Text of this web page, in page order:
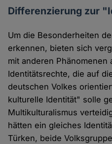
Differenzierung zur
Um die Besonderheiten
erkennen, bieten sich
mit anderen Phänomenen
Identitätsrechte, die auf
deutschen Volkes
kulturelle Identität" solle
Multikulturalismus
hätten ein gleiches
Türken, beide